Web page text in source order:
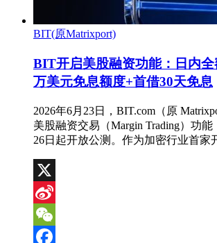
BIT(原Matrixport)
BIT开启美股融资功能：日内全
万美元免息额度+首借30天免息
2026年6月23日，BIT.com（原
美股融资交易（Margin Trading）功能
26日起开放公测。作为加密行业首家
X
Sina
Weibo
WeChat